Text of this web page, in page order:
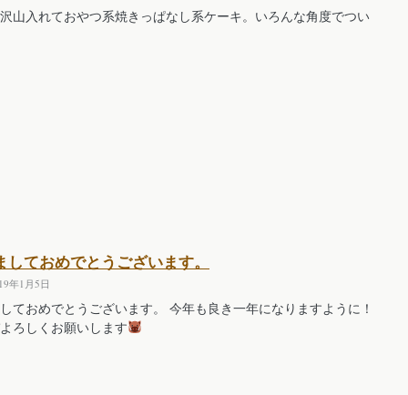
山入れておやつ系焼きっぱなし系ケーキ。いろんな角度でつい
しておめでとうございます。
年1月5日
ておめでとうございます。 今年も良き一年になりますように！
ろしくお願いします